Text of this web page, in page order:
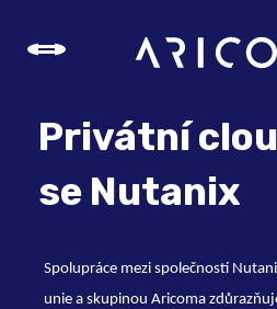
Privátní
se Nutanix
Spolupráce mezi společností
unie a skupinou Aricoma